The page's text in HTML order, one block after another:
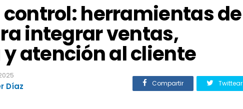
control: herramientas de
integrar ventas,
atención al cliente
Díaz Compartir Twittear